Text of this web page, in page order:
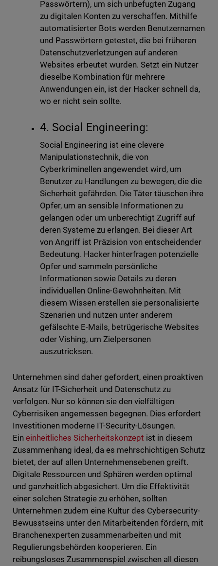
Passwörtern), um sich unbefugten Zugang
zu digitalen Konten zu verschaffen. Mithilfe
automatisierter Bots werden Benutzernamen
und Passwörtern getestet, die bei früheren
Datenschutzverletzungen auf anderen
Websites erbeutet wurden. Setzt ein Nutzer
dieselbe Kombination für mehrere
Anwendungen ein, ist der Hacker schnell da,
wo er nicht sein sollte.
4. Social Engineering:
Social Engineering ist eine clevere
Manipulationstechnik, die von
Cyberkriminellen angewendet wird, um
Benutzer zu Handlungen zu bewegen, die die
Sicherheit gefährden. Die Täter täuschen ihre
Opfer, um an sensible Informationen zu
gelangen oder um unberechtigt Zugriff auf
deren Systeme zu erlangen. Bei dieser Art
von Angriff ist Präzision von entscheidender
Bedeutung. Hacker hinterfragen potenzielle
Opfer und sammeln persönliche
Informationen sowie Details zu deren
individuellen Online-Gewohnheiten. Mit
diesem Wissen erstellen sie personalisierte
Szenarien und nutzen unter anderem
gefälschte E-Mails, betrügerische Websites
oder Vishing, um Zielpersonen
auszutricksen.
Unternehmen sind daher gefordert, einen proaktiven
Ansatz für IT-Sicherheit und Datenschutz zu
verfolgen. Nur so können sie den vielfältigen
Cyberrisiken angemessen begegnen. Dies erfordert
Investitionen moderne IT-Security-Lösungen.
Ein einheitliches Sicherheitskonzept ist in diesem
Zusammenhang ideal, da es mehrschichtigen Schutz
bietet, der auf allen Unternehmensebenen greift.
Digitale Ressourcen und Sphären werden optimal
und ganzheitlich abgesichert. Um die Effektivität
einer solchen Strategie zu erhöhen, sollten
Unternehmen zudem eine Kultur des Cybersecurity-
Bewusstseins unter den Mitarbeitenden fördern, mit
Branchenexperten zusammenarbeiten und mit
Regulierungsbehörden kooperieren. Ein
reibungsloses Zusammenspiel zwischen all diesen